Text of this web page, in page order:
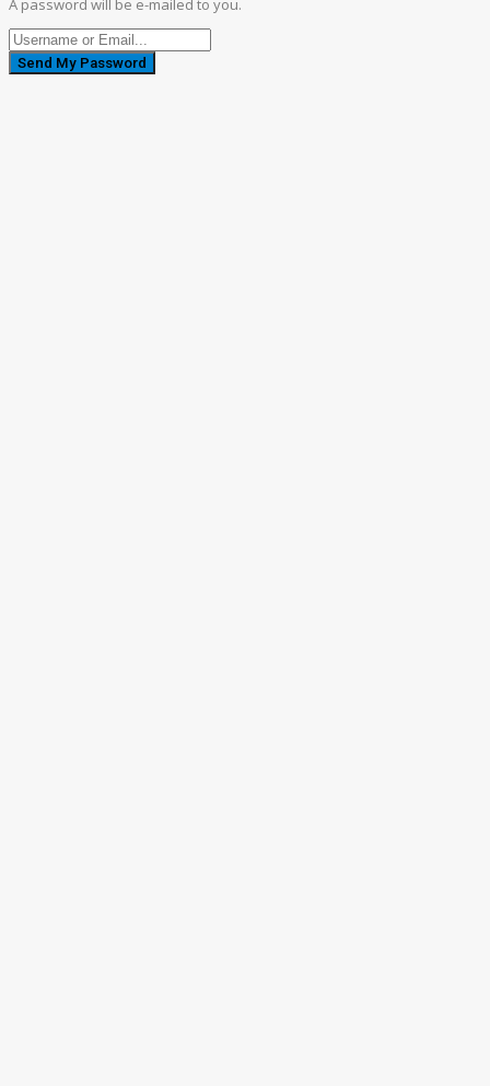
A password will be e-mailed to you.